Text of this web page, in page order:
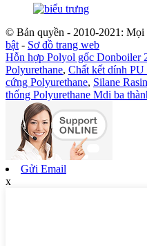
© Bản quyền - 2010-2021: Mọi
bật - Sơ đồ trang web
Hỗn hợp Polyol gốc Donboiler
Polyurethane, Chất kết dính PU
cứng Polyurethane, Silane
thống Polyurethane Mdi ba
Gửi Email
x